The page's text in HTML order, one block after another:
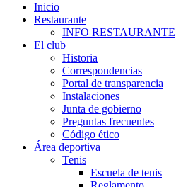
Inicio
Restaurante
INFO RESTAURANTE
El club
Historia
Correspondencias
Portal de transparencia
Instalaciones
Junta de gobierno
Preguntas frecuentes
Código ético
Área deportiva
Tenis
Escuela de tenis